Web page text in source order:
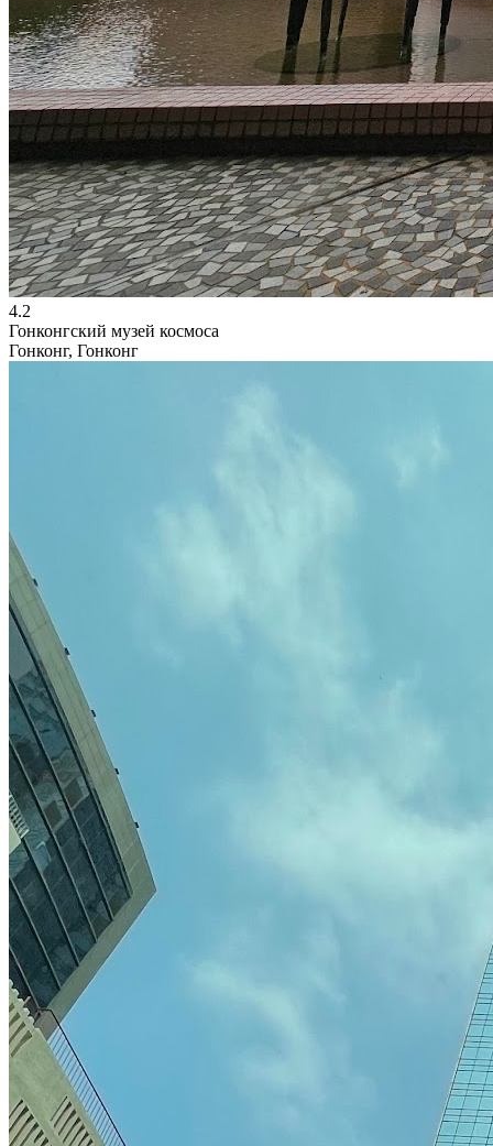
4.2
Гонконгский музей космоса
Гонконг, Гонконг